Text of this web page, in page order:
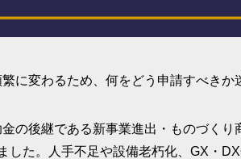
に変わるため、何をどう申請すべきか
の後継である新事業進出・ものづく
した。人手不足や設備老朽化、GX・